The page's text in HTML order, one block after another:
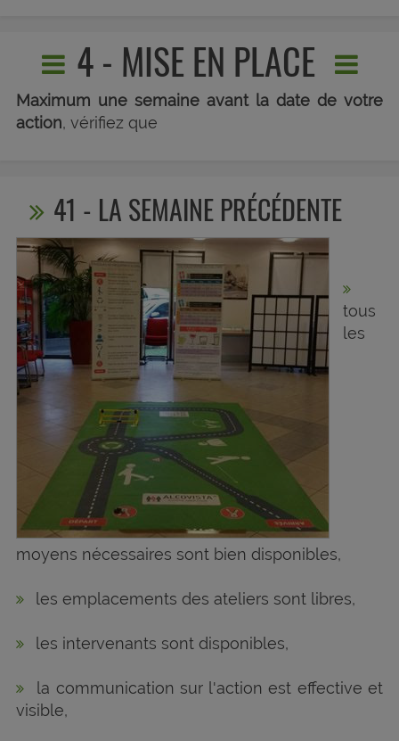
4 - MISE EN PLACE
Maximum une semaine avant la date de votre
action, vérifiez que
41 - LA SEMAINE PRÉCÉDENTE
tous
les
moyens nécessaires sont bien disponibles,
les emplacements des ateliers sont libres,
les intervenants sont disponibles,
la communication sur l'action est effective et
visible,